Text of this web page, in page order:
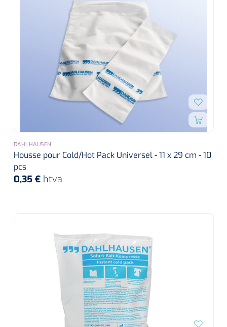
DAHLHAUSEN
Housse pour Cold/Hot Pack Universel - 11 x 29 cm - 10
pcs
0,35 € htva